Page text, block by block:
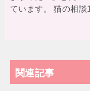
ています。 猫の相談
関連記事